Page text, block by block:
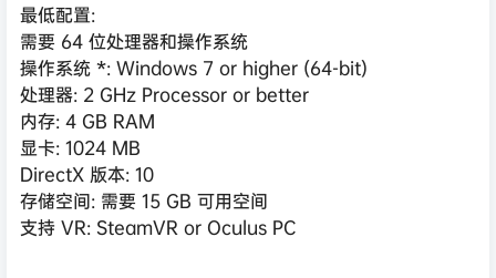
最低配置:
需要 64 位处理器和操作系统
操作系统 *: Windows 7 or higher (64-bit)
处理器: 2 GHz Processor or better
内存: 4 GB RAM
显卡: 1024 MB
DirectX 版本: 10
存储空间: 需要 15 GB 可用空间
支持 VR: SteamVR or Oculus PC